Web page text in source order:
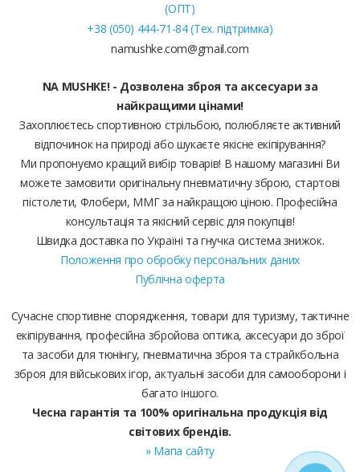
(ОПТ)
+38 (050) 444-71-84 (Тех. підтримка)
namushke.com@gmail.com
NA MUSHKE! - Дозволена зброя та аксесуари за
найкращими цінами!
Захоплюєтесь спортивною стрільбою, полюбляєте активний
відпочинок на природі або шукаєте якісне екіпірування?
Ми пропонуємо кращий вибір товарів! В нашому магазині Ви
можете замовити оригінальну пневматичну зброю, стартові
пістолети, Флобери, ММГ за найкращою ціною. Професійна
консультація та якісний сервіс для покупців!
Швидка доставка по Україні та гнучка система знижок.
Положення про обробку персональних даних
Публічна оферта
Сучасне спортивне спорядження, товари для туризму, тактичне
екіпірування, професійна збройова оптика, аксесуари до зброї
та засоби для тюнінгу, пневматична зброя та страйкбольна
зброя для військових ігор, актуальні засоби для самооборони і
багато іншого.
Чесна гарантія та 100% оригінальна продукція від
світових брендів.
» Мапа сайту